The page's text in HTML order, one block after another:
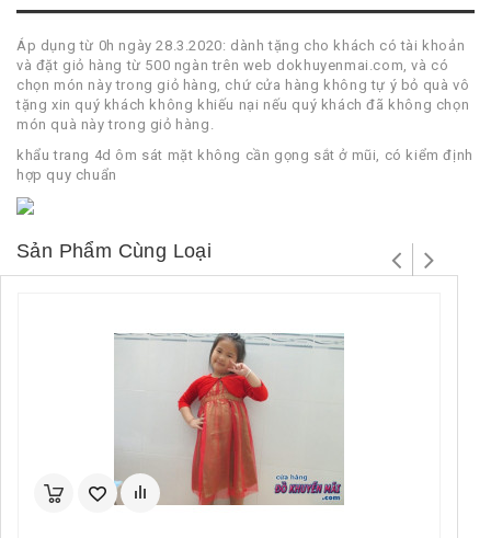
Áp dụng từ 0h ngày 28.3.2020: dành tặng cho khách có tài khoản
và đặt giỏ hàng từ 500 ngàn trên web dokhuyenmai.com, và có
chọn món này trong giỏ hàng, chứ cửa hàng không tự ý bỏ quà vô
tặng xin quý khách không khiếu nại nếu quý khách đã không chọn
món quà này trong giỏ hàng.
khẩu trang 4d ôm sát mặt không cần gọng sắt ở mũi, có kiểm định
hợp quy chuẩn
Sản Phẩm Cùng Loại